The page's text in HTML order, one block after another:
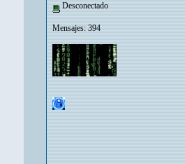
Desconectado
Mensajes: 394